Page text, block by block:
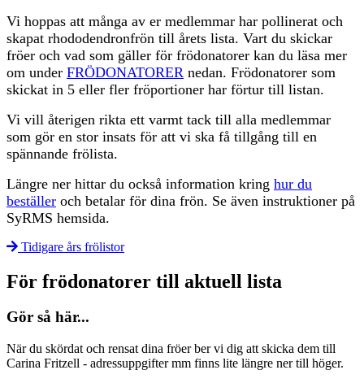
Vi hoppas att många av er medlemmar har pollinerat och
skapat rhododendronfrön till årets lista. Vart du skickar
fröer och vad som gäller för frödonatorer kan du läsa mer
om under FRÖDONATORER nedan. Frödonatorer som
skickat in 5 eller fler fröportioner har förtur till listan.
Vi vill återigen rikta ett varmt tack till alla medlemmar
som gör en stor insats för att vi ska få tillgång till en
spännande frölista.
Längre ner hittar du också information kring hur du
beställer och betalar för dina frön. Se även instruktioner på
SyRMS hemsida.
Tidigare års frölistor
För frödonatorer till aktuell lista
Gör så här...
När du skördat och rensat dina fröer ber vi dig att skicka dem till
Carina Fritzell - adressuppgifter mm finns lite längre ner till höger.